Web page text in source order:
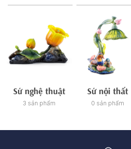
Sứ nghệ thuật
3 sản phẩm
Sứ nội thất
0 sản phẩm